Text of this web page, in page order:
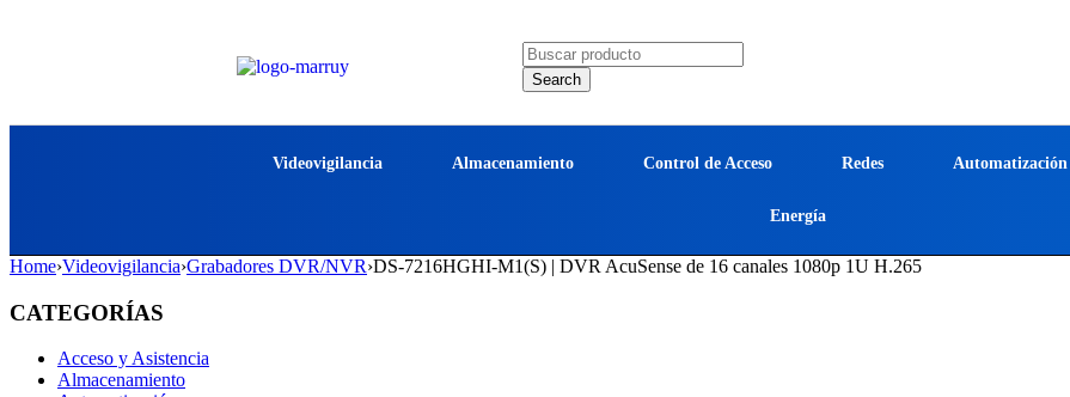
Videovigilancia Almacenamiento Control de Acceso Redes Automatización
Energía
Home›Videovigilancia›Grabadores DVR/NVR›DS-7216HGHI-M1(S) | DVR AcuSense de 16 canales 1080p 1U H.265
CATEGORÍAS
Acceso y Asistencia
Almacenamiento